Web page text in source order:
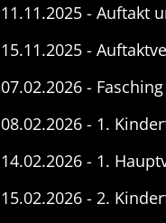
11.11.2025 - Auftakt
15.11.2025 -
07.02.2026 -
08.02.2026 - 1.
14.02.2026 - 1.
15.02.2026 - 2.